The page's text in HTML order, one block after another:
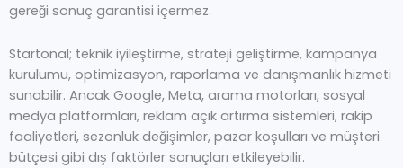
gereği sonuç garantisi içermez.
Startonal; teknik iyileştirme, strateji geliştirme, kampanya
kurulumu, optimizasyon, raporlama ve danışmanlık hizmeti
sunabilir. Ancak Google, Meta, arama motorları, sosyal
medya platformları, reklam açık artırma sistemleri, rakip
faaliyetleri, sezonluk değişimler, pazar koşulları ve müşteri
bütçesi gibi dış faktörler sonuçları etkileyebilir.